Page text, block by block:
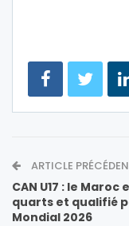
ARTICLE
CAN U17 : le Maroc
quarts et qualifié
Mondial 2026